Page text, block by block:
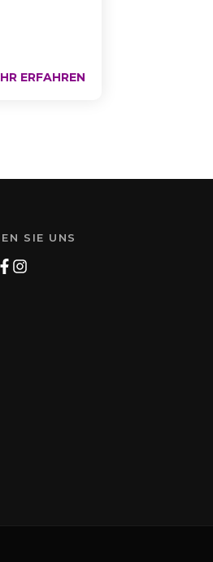
ERFAHREN
SIE UNS